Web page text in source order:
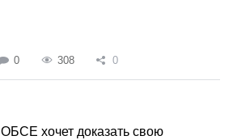
0 308 0
ОБСЕ хочет доказать свою